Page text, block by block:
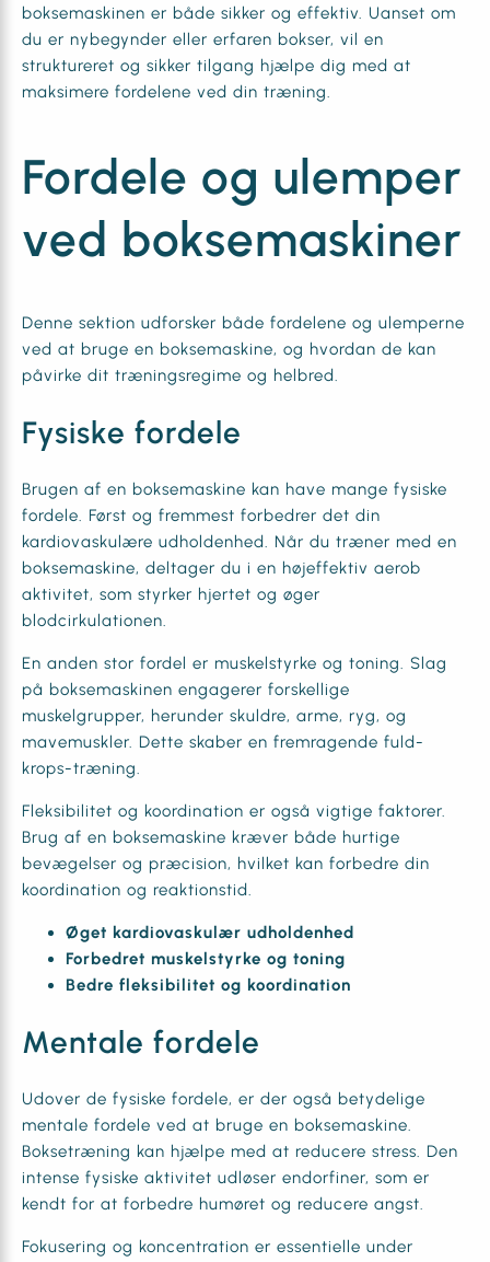
boksemaskinen er både sikker og effektiv. Uanset om
du er nybegynder eller erfaren bokser, vil en
struktureret og sikker tilgang hjælpe dig med at
maksimere fordelene ved din træning.
Fordele og ulemper
ved boksemaskiner
Denne sektion udforsker både fordelene og ulemperne
ved at bruge en boksemaskine, og hvordan de kan
påvirke dit træningsregime og helbred.
Fysiske fordele
Brugen af en boksemaskine kan have mange fysiske
fordele. Først og fremmest forbedrer det din
kardiovaskulære udholdenhed. Når du træner med en
boksemaskine, deltager du i en højeffektiv aerob
aktivitet, som styrker hjertet og øger
blodcirkulationen.
En anden stor fordel er muskelstyrke og toning. Slag
på boksemaskinen engagerer forskellige
muskelgrupper, herunder skuldre, arme, ryg, og
mavemuskler. Dette skaber en fremragende fuld-
krops-træning.
Fleksibilitet og koordination er også vigtige faktorer.
Brug af en boksemaskine kræver både hurtige
bevægelser og præcision, hvilket kan forbedre din
koordination og reaktionstid.
Øget kardiovaskulær udholdenhed
Forbedret muskelstyrke og toning
Bedre fleksibilitet og koordination
Mentale fordele
Udover de fysiske fordele, er der også betydelige
mentale fordele ved at bruge en boksemaskine.
Boksetræning kan hjælpe med at reducere stress. Den
intense fysiske aktivitet udløser endorfiner, som er
kendt for at forbedre humøret og reducere angst.
Fokusering og koncentration er essentielle under